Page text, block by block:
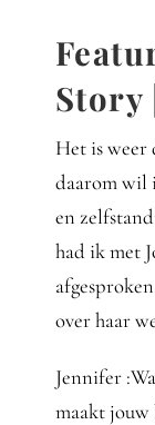
Business
Familie
Gedanken
Mindset
Story
Het is weer
daarom wil
en
had ik met
over haar
Jennifer
maakt jouw